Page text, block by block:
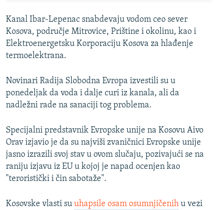
Kanal Ibar-Lepenac snabdevaju vodom ceo sever
Kosova, područje Mitrovice, Prištine i okolinu, kao i
Elektroenergetsku Korporaciju Kosova za hlađenje
termoelektrana.
Novinari Radija Slobodna Evropa izvestili su u
ponedeljak da voda i dalje curi iz kanala, ali da
nadležni rade na sanaciji tog problema.
Specijalni predstavnik Evropske unije na Kosovu Aivo
Orav izjavio je da su najviši zvaničnici Evropske unije
jasno izrazili svoj stav u ovom slučaju, pozivajući se na
raniju izjavu iz EU u kojoj je napad ocenjen kao
"teroristički i čin sabotaže".
Kosovske vlasti su uhapsile osam osumnjičenih u vezi